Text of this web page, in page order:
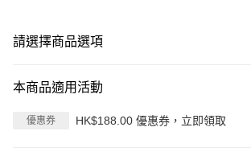
請選擇商品選項
本商品適用活動
優惠券 HK$188.00 優惠券，立即領取